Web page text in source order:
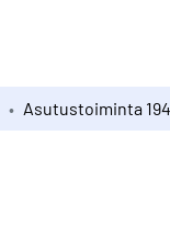
Asutustoiminta